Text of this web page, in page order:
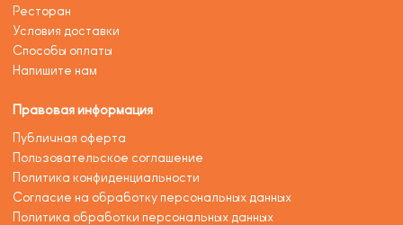
Ресторан
Условия доставки
Способы оплаты
Напишите нам
Правовая информация
Публичная оферта
Пользовательское соглашение
Политика конфиденциальности
Согласие на обработку персональных данных
Политика обработки персональных данных